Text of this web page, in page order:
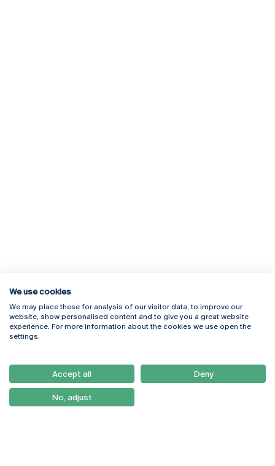
Rua Diogo Botelho 1327
4169-005 Porto
+351 226 196 240
Campus Online
Webmail
Como Chegar
Newsletter
We use cookies
We may place these for analysis of our visitor data, to improve our
website, show personalised content and to give you a great website
experience. For more information about the cookies we use open the
settings.
Accept all Deny
No, adjust